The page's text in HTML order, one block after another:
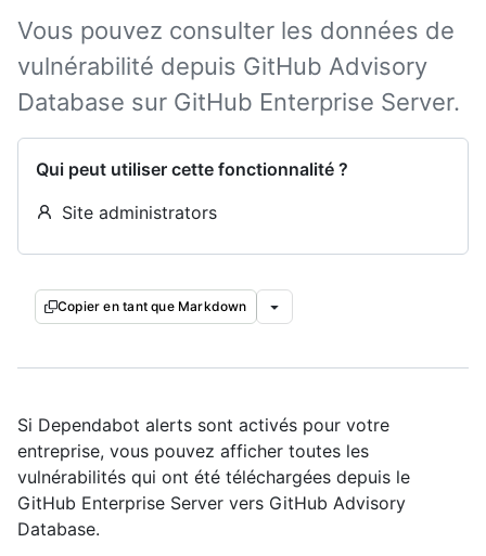
Vous pouvez consulter les données de
vulnérabilité depuis GitHub Advisory
Database sur GitHub Enterprise Server.
Qui peut utiliser cette fonctionnalité ?
Site administrators
Copier en tant que Markdown
Si Dependabot alerts sont activés pour votre
entreprise, vous pouvez afficher toutes les
vulnérabilités qui ont été téléchargées depuis le
GitHub Enterprise Server vers GitHub Advisory
Database.